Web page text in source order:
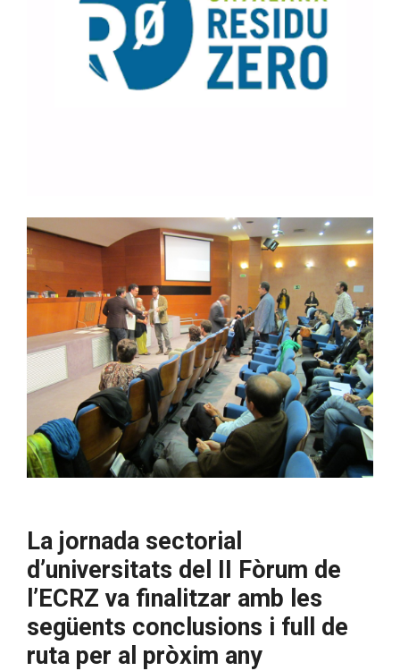
La jornada sectorial
d’universitats del II Fòrum de
l’ECRZ va finalitzar amb les
següents conclusions i full de
ruta per al pròxim any